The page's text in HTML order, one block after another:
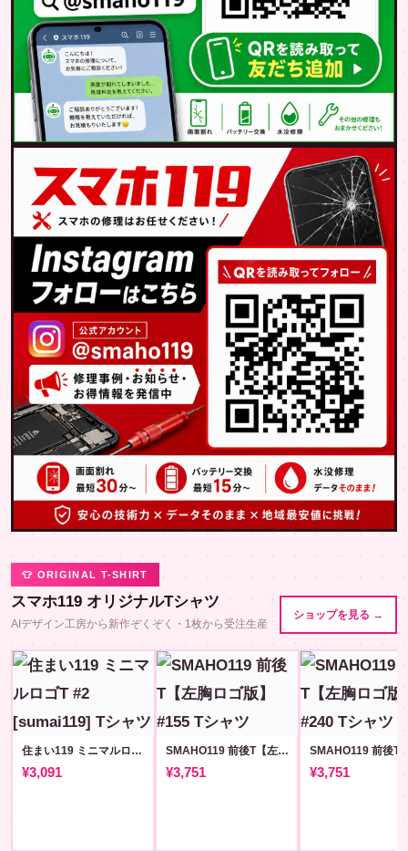
👕 ORIGINAL T-SHIRT
スマホ119 オリジナルTシャツ
AIデザイン工房から新作ぞくぞく・1枚から受注生産
ショップを見る →
住まい119 ミニマルロゴT #2 [sumai119]
¥3,091
SMAHO119 前後T【左胸ロゴ版】#155
¥3,751 ¥3,751